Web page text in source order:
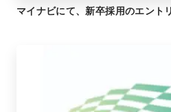
マイナビにて、新卒採用のエント